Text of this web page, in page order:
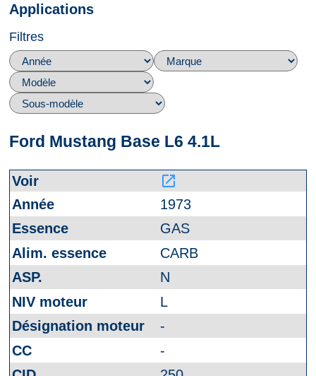
Applications
Filtres
Ford Mustang Base L6 4.1L
launch
1973
GAS
CARB
N
L
-
-